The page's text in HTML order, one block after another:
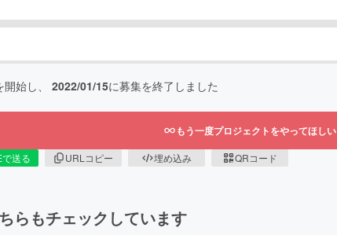
始し、 2022/01/15に募集を終了しました
もう一度プロジェクトをやってほしい
送る URLコピー 埋め込み QRコード
らもチェックしています